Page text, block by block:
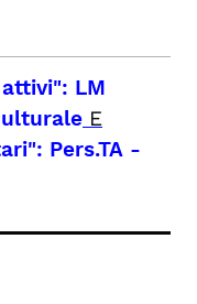
LM
E
Pers.TA -